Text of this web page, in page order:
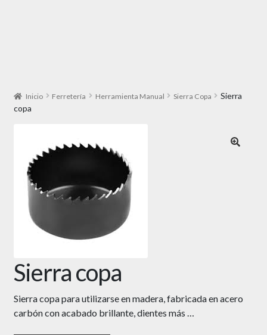
Inicio Ferretería Herramienta Manual Sierra Copa
Sierra
copa
Sierra copa
Sierra copa para utilizarse en madera, fabricada en acero
carbón con acabado brillante, dientes más …